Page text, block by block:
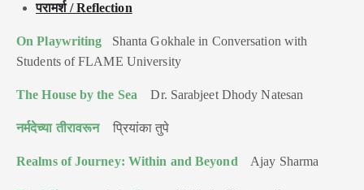
परामर्श / Reflection
On Playwriting Shanta Gokhale in Conversation with
Students of FLAME University
The House by the Sea Dr. Sarabjeet Dhody Natesan
नर्मदेच्या तीरावरूनप्रियांका तुपे
Realms of Journey: Within and Beyond Ajay Sharma